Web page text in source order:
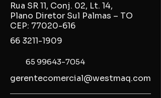
Rua SR 11, Conj. 02, Lt. 14,
Plano Diretor Sul Palmas – TO
CEP: 77020-616
66 3211-1909
65 99643-7054
gerentecomercial@westmaq.com